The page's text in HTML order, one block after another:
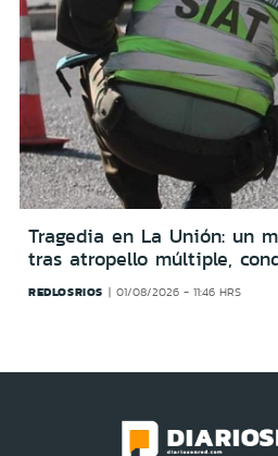
Tragedia en La Unión: un
tras atropello múltiple,
REDLOSRIOS 01/08/2026 - 11:46 HRS